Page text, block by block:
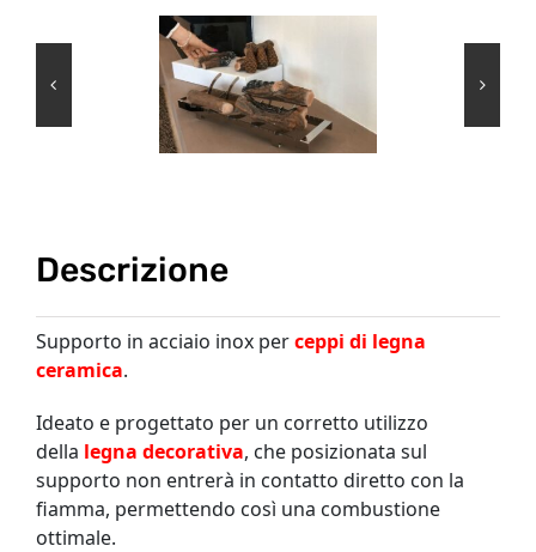
Descrizione
Supporto in acciaio inox perceppi di legna
ceramica.
Ideato e progettato per un corretto utilizzo
della legna decorativa, che posizionata sul
supporto non entrerà in contatto diretto con la
fiamma, permettendo così una combustione
ottimale.